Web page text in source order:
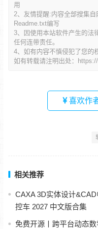
用
2、友情提醒:内容全部搜集
Readme.txt编写
3、因使用本站软件产生的法
任何连带责任。
4、如有内容不慎侵犯了您的
如有转载请注明出处：
喜欢作
相关推荐
CAXA 3D实体设计
控车 2027 中文版合集
免费开源丨跨平台动态